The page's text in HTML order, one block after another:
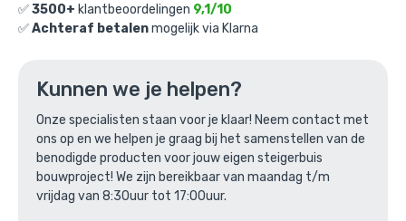
✅3500+ klantbeoordelingen 9,1/10
✅Achteraf betalenmogelijk via Klarna
Kunnen we je helpen?
Onze specialisten staan voor je klaar! Neem contact met
ons op en we helpen je graag bij het samenstellen van de
benodigde producten voor jouw eigen steigerbuis
bouwproject! We zijn bereikbaar van maandag t/m
vrijdag van 8:30uur tot 17:00uur.
of verder winkelen
Bovenstaande product wordt vaak
gecombineerd met: